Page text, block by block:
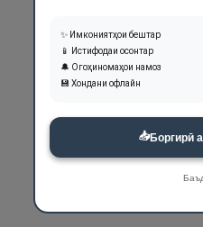
✨ Имкониятҳои бештар
📱 Истифодаи осонтар
🔔 Огоҳиномаҳои намоз
💾 Хондани офлайн
📥Боргирӣ